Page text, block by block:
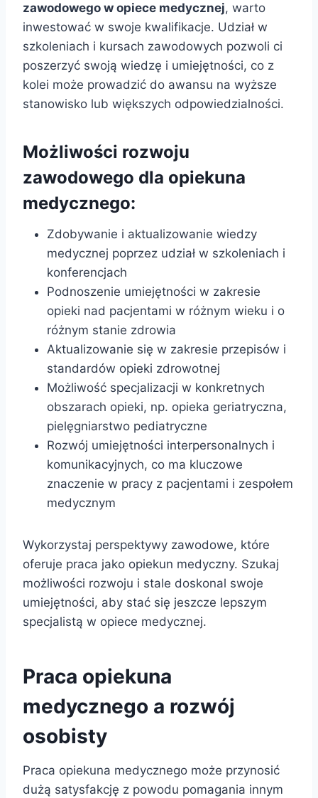
zawodowego w opiece medycznej, warto
inwestować w swoje kwalifikacje. Udział w
szkoleniach i kursach zawodowych pozwoli ci
poszerzyć swoją wiedzę i umiejętności, co z
kolei może prowadzić do awansu na wyższe
stanowisko lub większych odpowiedzialności.
Możliwości rozwoju
zawodowego dla opiekuna
medycznego:
Zdobywanie i aktualizowanie wiedzy
medycznej poprzez udział w szkoleniach i
konferencjach
Podnoszenie umiejętności w zakresie
opieki nad pacjentami w różnym wieku i o
różnym stanie zdrowia
Aktualizowanie się w zakresie przepisów i
standardów opieki zdrowotnej
Możliwość specjalizacji w konkretnych
obszarach opieki, np. opieka geriatryczna,
pielęgniarstwo pediatryczne
Rozwój umiejętności interpersonalnych i
komunikacyjnych, co ma kluczowe
znaczenie w pracy z pacjentami i zespołem
medycznym
Wykorzystaj perspektywy zawodowe, które
oferuje praca jako opiekun medyczny. Szukaj
możliwości rozwoju i stale doskonal swoje
umiejętności, aby stać się jeszcze lepszym
specjalistą w opiece medycznej.
Praca opiekuna
medycznego a rozwój
osobisty
Praca opiekuna medycznego może przynosić
dużą satysfakcję z powodu pomagania innym